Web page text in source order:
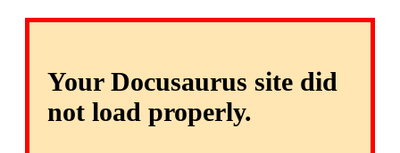
Your Docusaurus site did
not load properly.